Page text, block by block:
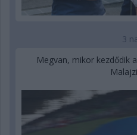
3
Megvan, mikor kezdődik